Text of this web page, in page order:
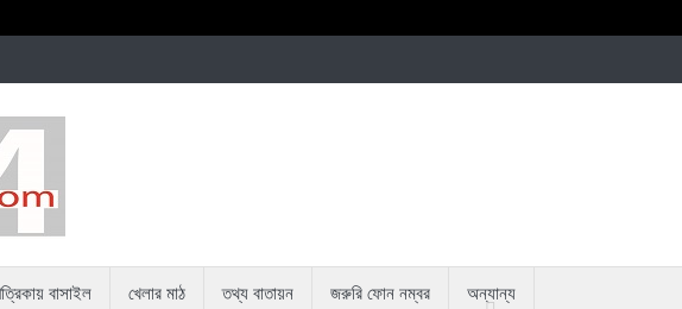
বাসাইল খেলার মাঠ তথ্য বাতায়ন জরুরি ফোন নম্বর অন্যান্য